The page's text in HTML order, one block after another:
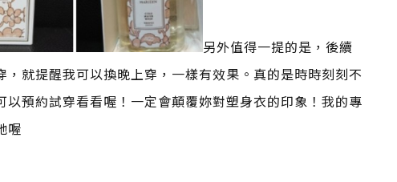
另外值得一提的是，後續
就提醒我可以換晚上穿，一樣有效果。真的是時時刻刻不
預約試穿看看喔！一定會顛覆妳對塑身衣的印象！我的專
喔